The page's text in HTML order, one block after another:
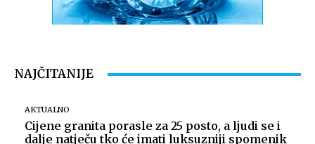
NAJČITANIJE
AKTUALNO
Cijene granita porasle za 25 posto, a ljudi se i
dalje natječu tko će imati luksuzniji spomenik